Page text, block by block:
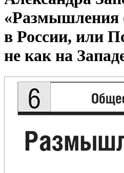
«Размышления
в России, или
не как на